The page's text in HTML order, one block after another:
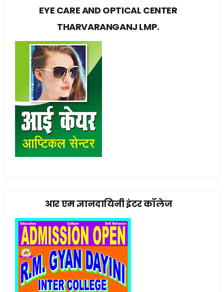
EYE CARE AND OPTICAL CENTER
THARVARANGANJ LMP.
आर एम ज्ञानदायिनी इंटर कॉलेज